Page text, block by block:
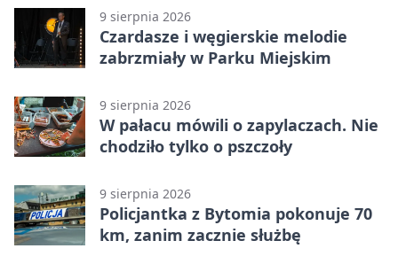
9 sierpnia 2026
Czardasze i węgierskie melodie
zabrzmiały w Parku Miejskim
9 sierpnia 2026
W pałacu mówili o zapylaczach. Nie
chodziło tylko o pszczoły
9 sierpnia 2026
Policjantka z Bytomia pokonuje 70
km, zanim zacznie służbę